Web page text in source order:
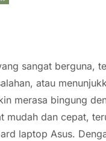
sangat berguna,
atau
merasa bingung
mudah dan cepat,
laptop Asus.